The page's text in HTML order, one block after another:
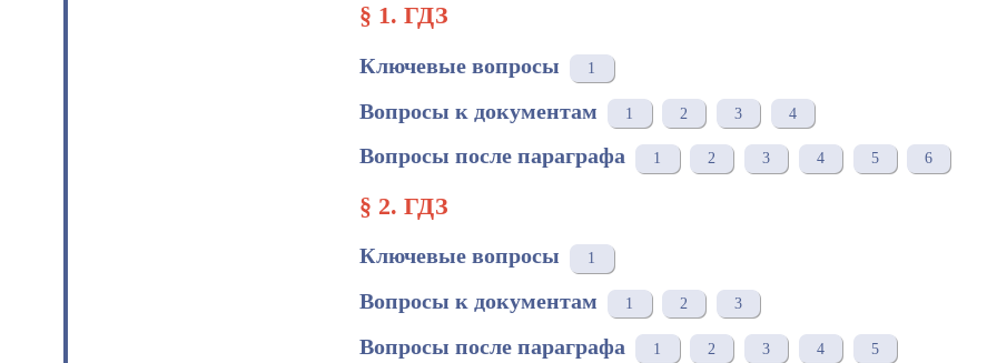
§ 1. ГДЗ
Ключевые вопросы 1
Вопросы к документам 1 2 3 4
Вопросы после параграфа 1 2 3 4 5 6
§ 2. ГДЗ
Ключевые вопросы 1
Вопросы к документам 1 2 3
Вопросы после параграфа 1 2 3 4 5